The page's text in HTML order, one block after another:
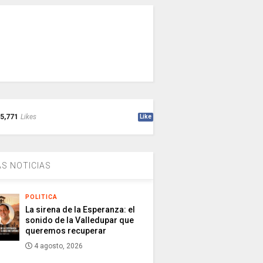
5,771 Likes Like
NOTICIAS
POLITICA
La sirena de la Esperanza: el
sonido de la Valledupar que
queremos recuperar
4 agosto, 2026